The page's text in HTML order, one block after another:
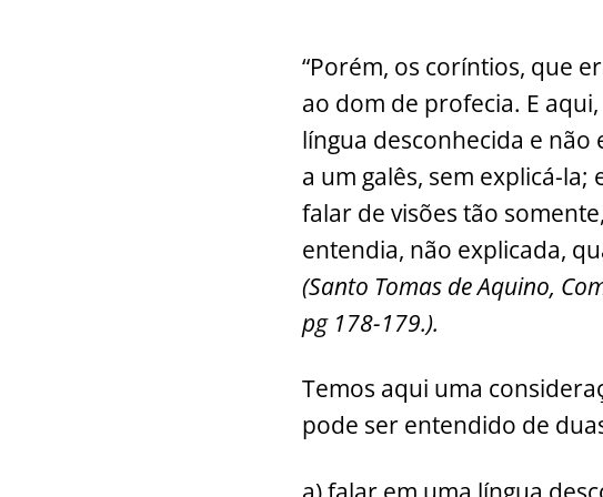
“Porém, os coríntios, que
ao dom de profecia. E
língua desconhecida e não
a um galês, sem explicá-
falar de visões tão
entendia, não explicada,
(Santo Tomas de Aquino,
pg 178-179.).
Temos aqui uma
pode ser entendido de